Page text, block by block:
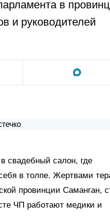
в
и руководителей
свадебный салон, где
в толпе. Жертвами
провинции Саманган,
ЧП работают медики и